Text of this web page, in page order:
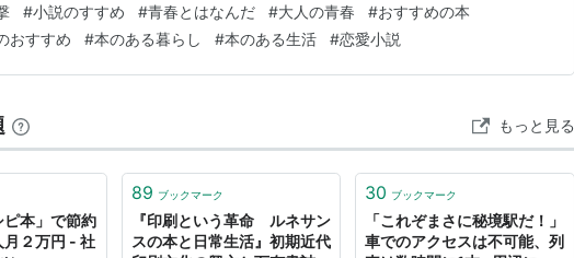
告白撃』：ざっと、あらすじ もうすぐ３０歳で婚約中の主人公千鶴は、自分の
きな親友の響貴に告白させ、そして…
#小説のすすめ #青春とはなんだ #大人の青春 #おすすめの本
おすすめ #本のある暮らし #本のある生活 #恋愛小説
もっと見る
本」で節約
２万円 - 社
89 ブックマーク
『印刷という革命 ルネサン
スの本と日常生活』初期近代
30 ブックマーク
「これぞまさに秘境駅だ！」
車でのアクセスは不可能、列